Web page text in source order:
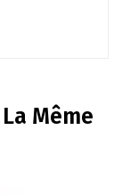
Même